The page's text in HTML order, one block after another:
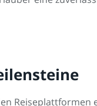
Reiseplattformen